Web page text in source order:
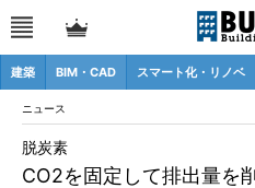
建築 BIM・CAD スマート化・リノベ
ニュース
CO2を固定して排出量を
脱炭素